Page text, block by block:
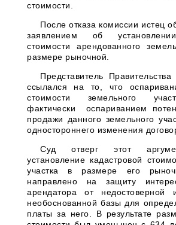
стоимости.
После отказа комиссии истец
заявлением об
стоимости арендованного
размере рыночной.
Представитель
ссылался на то, что
стоимости земельного
фактически оспариванием
продажи данного земельного
одностороннего изменения
Суд отверг этот
установление кадастровой
участка в размере его
направлено на защиту
арендатора от недостоверной
необоснованной базы для
платы за него. В результате